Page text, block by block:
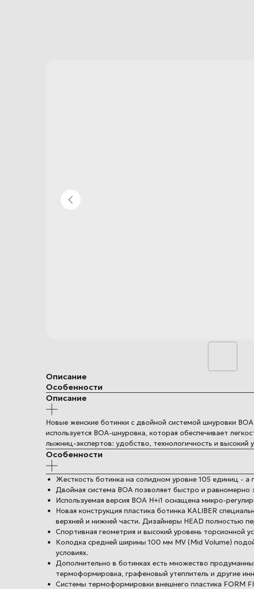
Описание
Особенности
Описание
Новые женские ботинки c двойной системой шнуровки
используется BOA-шнуровка, которая обеспечивает
лыжниц-экспертов: удобство, технологичность и высокий
Особенности
Жесткость ботинка на солидном уровне 105 единиц - а
Двойная система BOA позволяет быстро и
Используемая версия BOA H+i1 оснащена микро-
Новая конструкция пластика ботинка KALIBER
верхней и нижней части. Дизайнеры HEAD полностью
Спортивная геометрия и высокий уровень торсионной
Колодка средней ширины 100 мм MV (Mid Volume)
условиях.
Дополнительно в ботинках есть множество
термоформировка, графеновый утеплитель и другие
Системы термоформировки внешнего пластика FORM